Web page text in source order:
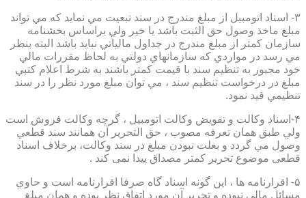
۳- اسناد اتومبيل از مبلغ مندرج در سند تبعيت مي نمايد كه مي تواند
مبلغ ماخذ وصول حق الثبت باشد يا خير ولي براساس بخشنامه
سازمان كمتر از مبلغ مندرج در جداول مالياتي نبايد باشد البته بنظر
مي رسد در مواردي كه سازمانهاي دولتي به لحاظ مقررات مالي
خود مجبور به تنظيم سند با قيمت كمتر باشند به شرط اعلام كتبي
مبلغ در درخواست تنظيم سند ، مي توان مبلغ مورد نظر را در سند
تنظيمي قيد نمود.
۴-اسناد وكالت و تفويض وكالت اتومبيل ، گرچه وكالت فروش است
ولي طبق همان تعرفه مصوب ، حق التحرير آن همانند سند قطعي
وصول مي گردد و بعلت نبودن مبلغ در سند وكالت، برخلاف اسناد
قطعی موضوع تحریر کمتر مصداق پیدا نمی کند .
۵- اقرارنامه ها ، اين گونه اسناد گاه صرفا اقرارنامه است و حاوي
مسائل مالي نبوده و تحرير آن مورد اتفاق نظر بوده و همان مبلغ